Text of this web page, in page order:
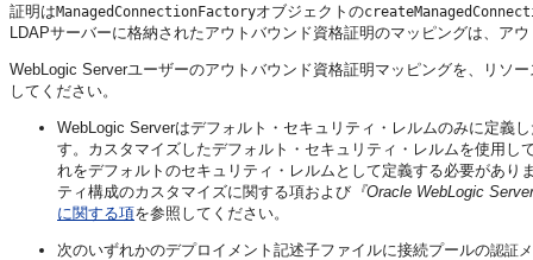
証明はManagedConnectionFactoryオブジェクトの
LDAPサーバーに格納されたアウトバウンド資格証明のマッピングは、ア
WebLogic Serverユーザーのアウトバウンド資格証明マッピングを、リソ
してください。
WebLogic Serverはデフォルト・セキュリティ・レルムのみに定義
す。カスタマイズしたデフォルト・セキュリティ・レルムを使用
れをデフォルトのセキュリティ・レルムとして定義する必要があり
ティ構成のカスタマイズに関する項および 『Oracle WebLogic
に関する項を参照してください。
次のいずれかのデプロイメント記述子ファイルに接続プールの認証